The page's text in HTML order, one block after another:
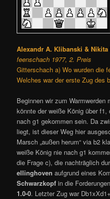
Alexandr A. Klibanski & Nikita
feenschach 1977, 2. Preis
Gitterschach a) Wo wurden die
Welches war der erste Zug des
Beginnen wir zum
könnte der weiße König über f1,
nach g1 gekommen sein. Da
liegt, ist dieser Weg hier
Marsch „außen herum“ via b2
weiße König nie nach g1
die Frage c), die nachträglich
ellinghoven aufgrund eines
Schwarzkopf in die
1.0-0. Letzter Zug war